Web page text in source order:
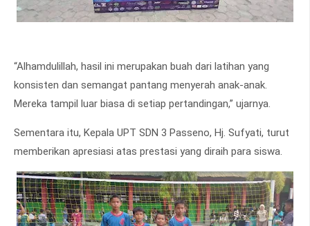
“Alhamdulillah, hasil ini merupakan buah dari latihan yang
konsisten dan semangat pantang menyerah anak-anak.
Mereka tampil luar biasa di setiap pertandingan,” ujarnya.
Sementara itu, Kepala UPT SDN 3 Passeno, Hj. Sufyati, turut
memberikan apresiasi atas prestasi yang diraih para siswa.